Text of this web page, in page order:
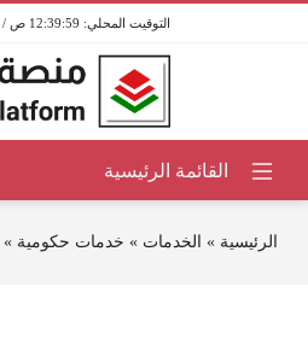
12:39:59 ص / 8 أغسطس 2026
الرئيسية » الخدمات » خدمات حكومية »